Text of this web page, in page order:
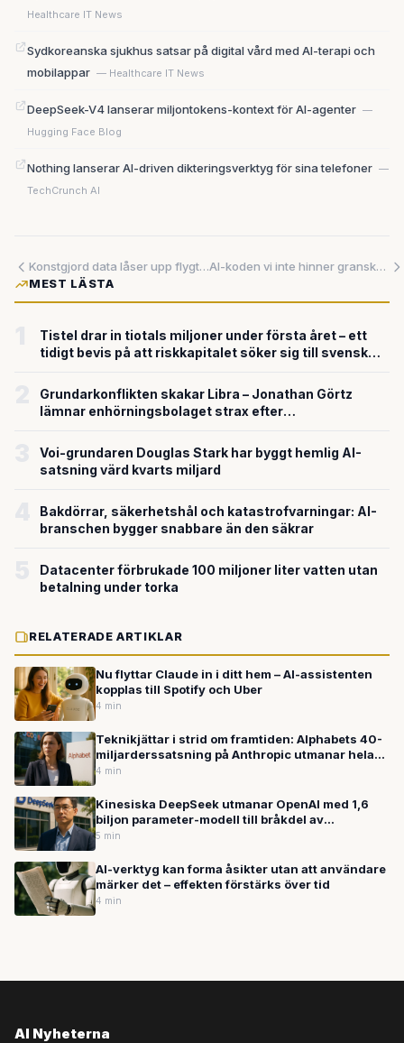
Healthcare IT News
Sydkoreanska sjukhus satsar på digital vård med AI-terapi och
mobilappar — Healthcare IT News
DeepSeek-V4 lanserar miljontokens-kontext för AI-agenter —
Hugging Face Blog
Nothing lanserar AI-driven dikteringsverktyg för sina telefoner —
TechCrunch AI
Konstgjord data låser upp flygtrafikens hemligheter – medan biodrivmedel kostar 79 procent mer än elbilar
AI-koden vi inte hinner granska – nu får Cloudsmith 650 miljoner för att stoppa kaoset
MEST LÄSTA
Tistel drar in tiotals miljoner under första året – ett
tidigt bevis på att riskkapitalet söker sig till svensk
Grundarkonflikten skakar Libra – Jonathan Görtz
lämnar enhörningsbolaget strax efter
Voi-grundaren Douglas Stark har byggt hemlig AI-
satsning värd kvarts miljard
Bakdörrar, säkerhetshål och katastrofvarningar: AI-
branschen bygger snabbare än den säkrar
Datacenter förbrukade 100 miljoner liter vatten utan
betalning under torka
RELATERADE ARTIKLAR
Nu flyttar Claude in i ditt hem – AI-assistenten
kopplas till Spotify och Uber
4 min
Teknikjättar i strid om framtiden: Alphabets 40-
miljarderssatsning på Anthropic utmanar hela
AI-branschen
4 min
Kinesiska DeepSeek utmanar OpenAI med 1,6
biljon parameter-modell till bråkdel av
kostnaden
5 min
AI-verktyg kan forma åsikter utan att användare
märker det – effekten förstärks över tid
4 min
AI Nyheterna